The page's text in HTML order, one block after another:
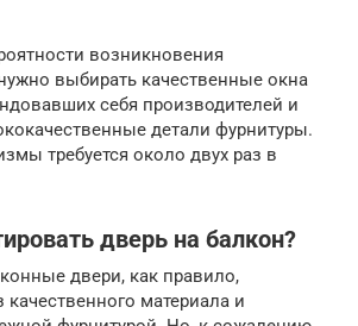
возникновения
выбирать качественные окна
себя производителей и
детали фурнитуры.
требуется около двух раз в
дверь на балкон?
двери, как правило,
качественного материала и